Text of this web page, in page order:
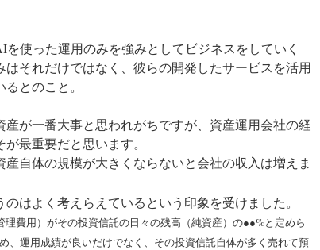
使った運用のみを強みとしてビジネスをしていく
それだけではなく、彼らの開発したサービスを活用
とのこと。
が一番大事と思われがちですが、資産運用会社の経
最重要だと思います。
自体の規模が大きくならないと会社の収入は増えま
はよく考えらえているという印象を受けました。
費用）がその投資信託の日々の残高（純資産）の●●%と定めら
、運用成績が良いだけでなく、その投資信託自体が多く売れて預